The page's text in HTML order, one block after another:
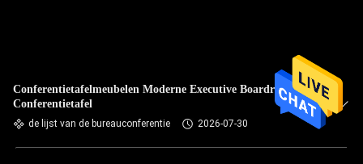
Conferentietafelmeubelen Moderne Executive Boardroom
Conferentietafel
de lijst van de bureauconferentie 2026-07-30